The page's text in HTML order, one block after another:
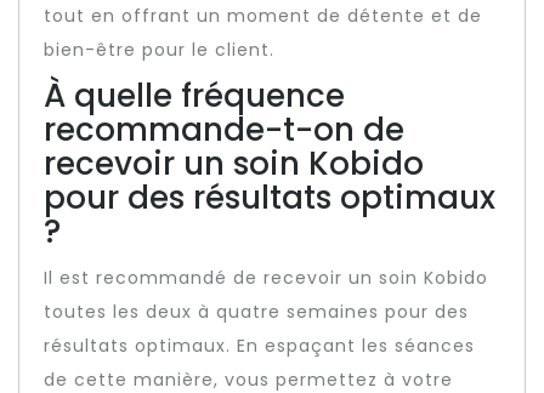
tout en offrant un moment de détente et de
bien-être pour le client.
À quelle fréquence
recommande-t-on de
recevoir un soin Kobido
pour des résultats optimaux
?
Il est recommandé de recevoir un soin Kobido
toutes les deux à quatre semaines pour des
résultats optimaux. En espaçant les séances
de cette manière, vous permettez à votre